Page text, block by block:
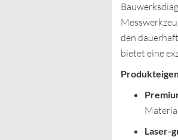
den
bietet eine
Laser-